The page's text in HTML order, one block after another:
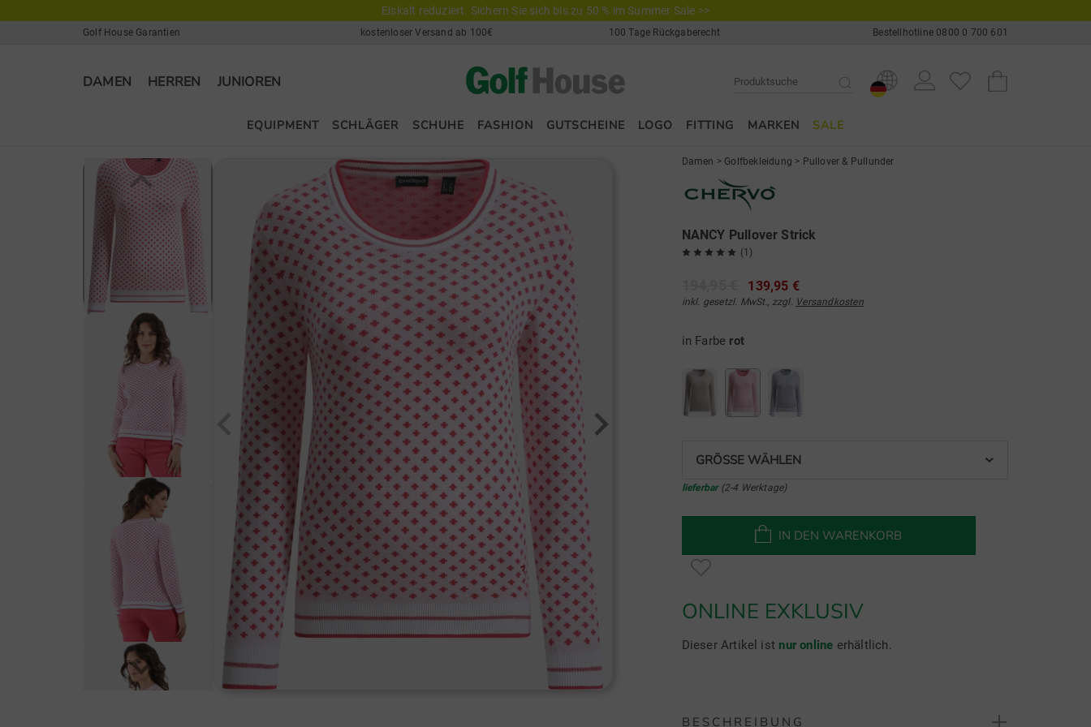
Eiskalt reduziert. Sichern Sie sich bis zu 50 % im Summer Sale >>
Golf House Garantien kostenloser Versand ab 100€ 100 Tage Rückgaberecht Bestellhotline 0800 0 700 601
DAMEN HERREN JUNIOREN
EQUIPMENT SCHLÄGER SCHUHE FASHION GUTSCHEINE LOGO FITTING MARKEN SALE
Damen > Golfbekleidung > Pullover & Pullunder
NANCY Pullover Strick
(1)
139,95 €
inkl. gesetzl. MwSt., zzgl. Versandkosten
in Farbe rot
GRÖSSE WÄHLEN
lieferbar(2-4 Werktage)
IN DEN WARENKORB
ONLINE EXKLUSIV
Dieser Artikel ist nur online erhältlich.
BESCHREIBUNG